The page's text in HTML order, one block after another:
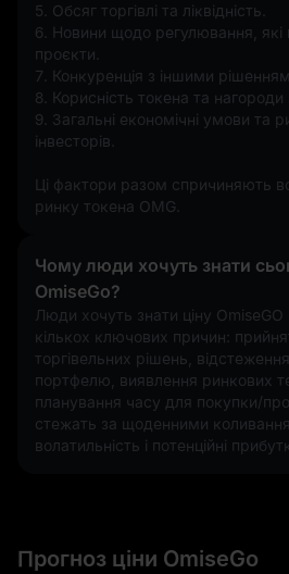
5. Обсяг торгівлі та ліквідність.
6. Новини щодо регулювання, які
проєкти.
7. Конкуренція з іншими
8. Корисність токена та нагороди
9. Загальні економічні умови та
інвесторів.
Ці фактори разом спричиняють
ринку токена OMG.
Чому люди хочуть знати
OmiseGo?
Люди хочуть знати ціну OmiseGO
кількох ключових причин:
торгівельних рішень,
портфелю, виявлення ринкових
планування часу для покупки/
стежать за щоденними
волатильність і потенційні
Прогноз ціни OmiseGo